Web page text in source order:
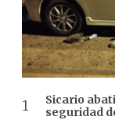
Sicario
seguridad